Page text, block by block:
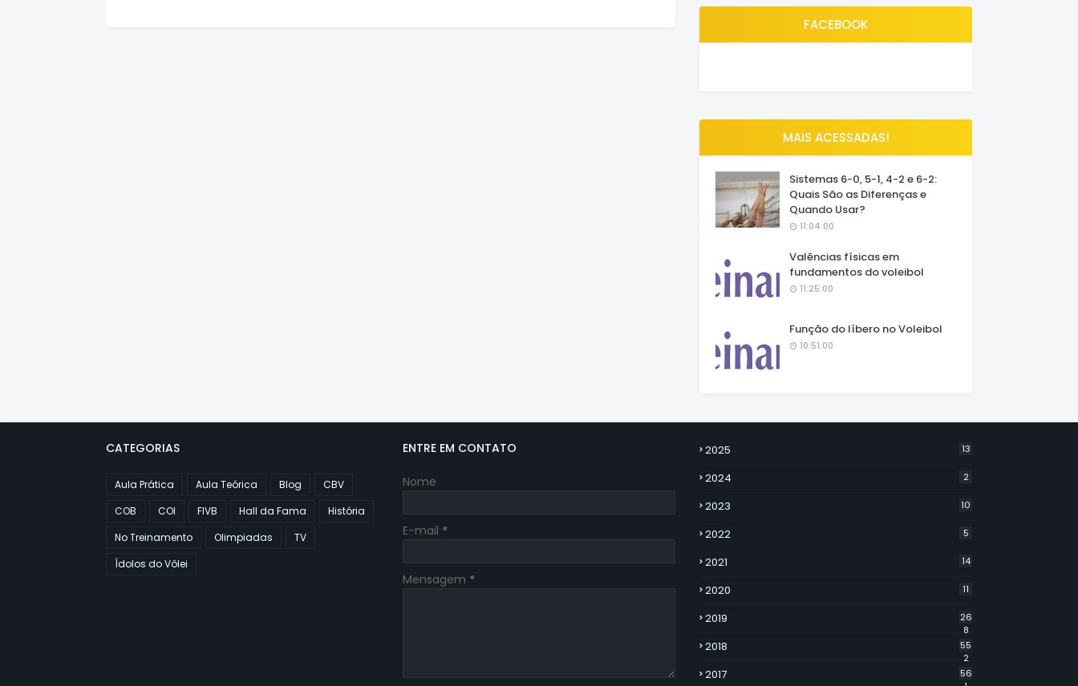
FACEBOOK
MAIS ACESSADAS!
Sistemas 6-0, 5-1, 4-2 e 6-2:
Quais São as Diferenças e
Quando Usar?
11:04:00
Valências físicas em
fundamentos do voleibol
11:25:00
Função do líbero no Voleibol
10:51:00
CATEGORIAS
Aula Prática Aula Teórica Blog
CBV
COB
COI FIVB Hall da Fama
História
No Treinamento
Olimpiadas
TV
Ídolos do Vôlei
ENTRE EM CONTATO
Nome
E-mail *
Mensagem *
2025 13
2024 2
2023 10
2022 5
2021 14
2020 11
2019
26
8
2018
55
2
2017
56